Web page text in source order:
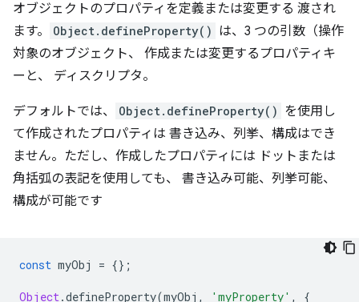
オブジェクトのプロパティを定義または変更する 渡され
ます。
Object.defineProperty() は、3 つの引数（操作
対象のオブジェクト、 作成または変更するプロパティキ
ーと、 ディスクリプタ。
デフォルトでは、 Object.defineProperty() を使用し
て作成されたプロパティは 書き込み、列挙、構成はでき
ません。ただし、作成したプロパティには ドットまたは
角括弧の表記を使用しても、 書き込み可能、列挙可能、
構成が可能です
const myObj = {};
Object.defineProperty(myObj , 'myProperty' , {